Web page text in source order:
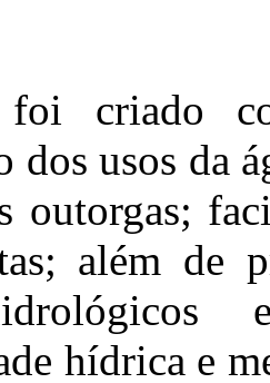
foi criado
dos usos da
outorgas;
além de
hídrica e